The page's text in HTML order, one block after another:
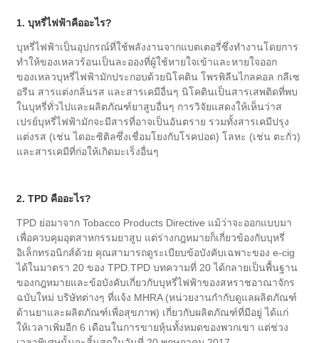
1. บุหรี่ไฟฟ้าคืออะไร?
บุหรี่ไฟฟ้าเป็นอุปกรณ์ที่ใช้พลังงานจากแบตเตอรี่ซึ่งทำงานโดยการ
ทำให้ของเหลวร้อนเป็นละอองที่ผู้ใช้หายใจเข้าและหายใจออก
ของเหลวบุหรี่ไฟฟ้ามักประกอบด้วยนิโคติน โพรพิลีนไกลคอล กลีเซ
อรีน สารแต่งกลิ่นรส และสารเคมีอื่นๆ นิโคตินเป็นสารเสพติดที่พบ
ในบุหรี่ทั่วไปและผลิตภัณฑ์ยาสูบอื่นๆ การวิจัยแสดงให้เห็นว่าส
เปรย์บุหรี่ไฟฟ้ามักจะมีสารที่อาจเป็นอันตราย รวมทั้งสารเคมีปรุง
แต่งรส (เช่น ไดอะซิติลซึ่งเชื่อมโยงกับโรคปอด) โลหะ (เช่น ตะกั่ว)
และสารเคมีที่ก่อให้เกิดมะเร็งอื่นๆ
2. TPD คืออะไร?
TPD ย่อมาจาก Tobacco Products Directive แม้ว่าจะออกแบบมา
เพื่อควบคุมอุตสาหกรรมยาสูบ แต่ร่างกฎหมายก็เกี่ยวข้องกับบุหรี่
อิเล็กทรอนิกส์ด้วย คุณสามารถดูระเบียบข้อบังคับเฉพาะของ e-cig
ได้ในมาตรา 20 ของ TPD.TPD บทความที่ 20 ได้กลายเป็นพื้นฐาน
ของกฎหมายและข้อบังคับเกี่ยวกับบุหรี่ไฟฟ้าของสหราชอาณาจักร
ฉบับใหม่ บริษัทต่างๆ ที่แจ้ง MHRA (หน่วยงานกำกับดูแลผลิตภัณฑ์
ด้านยาและผลิตภัณฑ์เพื่อสุขภาพ) เกี่ยวกับผลิตภัณฑ์ที่มีอยู่ ได้แก่
ให้เวลาเพิ่มอีก 6 เดือนในการขายหุ้นทั้งหมดของพวกเขา แต่ช่วง